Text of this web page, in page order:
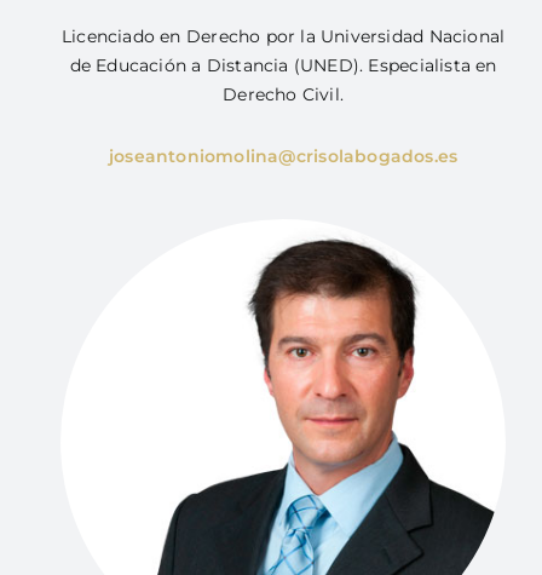
Licenciado en Derecho por la Universidad Nacional
de Educación a Distancia (UNED). Especialista en
Derecho Civil.
joseantoniomolina@crisolabogados.es